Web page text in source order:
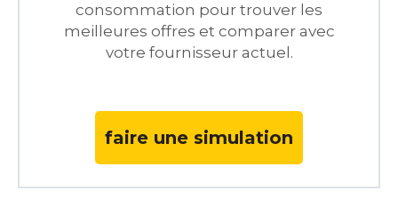
consommation pour trouver les
meilleures offres et comparer avec
votre fournisseur actuel.
faire une simulation